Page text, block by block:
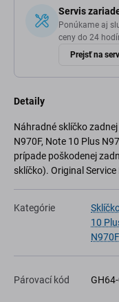
Servis
Ponúkame aj
ceny do 24
Prejsť na
Detaily
Náhradné sklíčko
N970F, Note 10 Plus
prípade poškodenej
sklíčko). Original
Kategórie
10
N970F
Párovací kód